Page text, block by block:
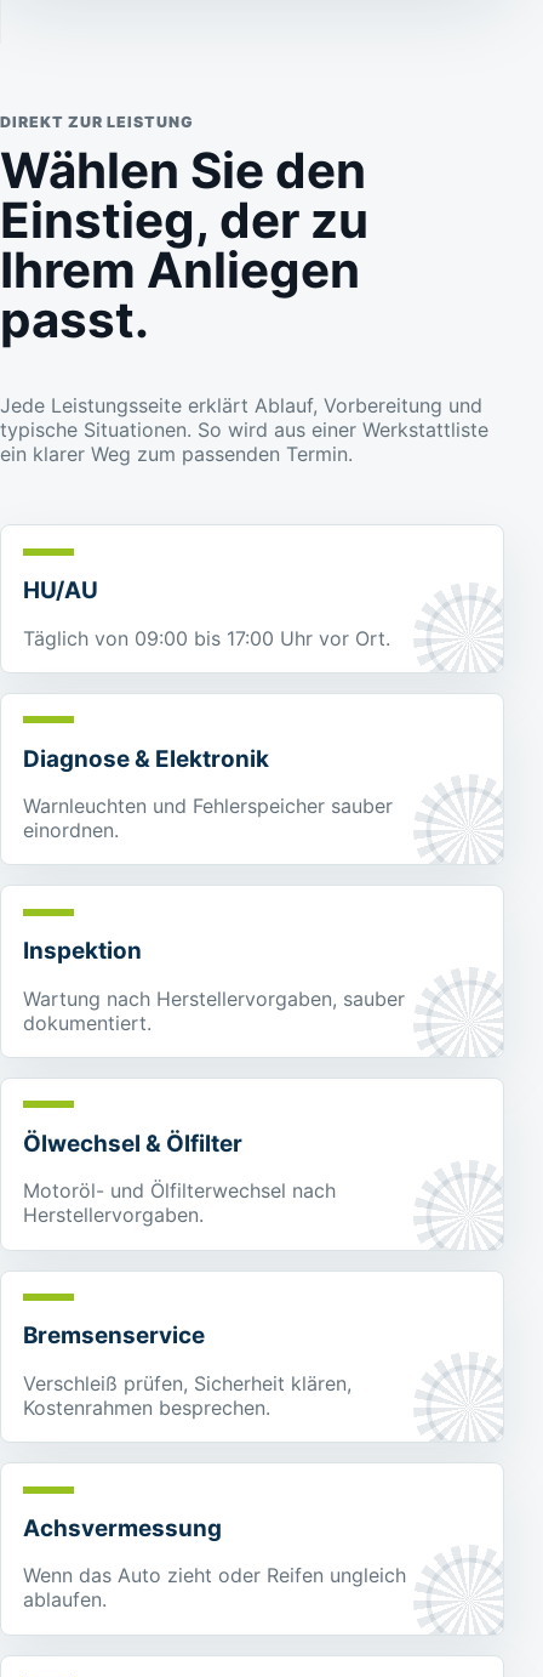
DIREKT ZUR LEISTUNG
Wählen Sie den
Einstieg, der zu
Ihrem Anliegen
passt.
Jede Leistungsseite erklärt Ablauf, Vorbereitung und
typische Situationen. So wird aus einer Werkstattliste
ein klarer Weg zum passenden Termin.
HU/AU
Täglich von 09:00 bis 17:00 Uhr vor Ort.
Diagnose & Elektronik
Warnleuchten und Fehlerspeicher sauber
einordnen.
Inspektion
Wartung nach Herstellervorgaben, sauber
dokumentiert.
Ölwechsel & Ölfilter
Motoröl- und Ölfilterwechsel nach
Herstellervorgaben.
Bremsenservice
Verschleiß prüfen, Sicherheit klären,
Kostenrahmen besprechen.
Achsvermessung
Wenn das Auto zieht oder Reifen ungleich
ablaufen.